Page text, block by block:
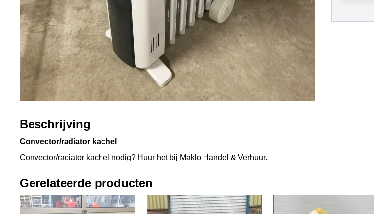
Beschrijving
Convector/radiator kachel
Convector/radiator kachel nodig? Huur het bij Maklo Handel & Verhuur.
Gerelateerde producten